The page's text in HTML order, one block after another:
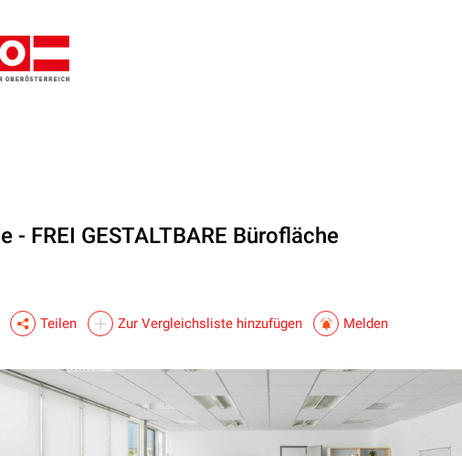
- FREI GESTALTBARE Bürofläche
Teilen Zur Vergleichsliste hinzufügen Melden